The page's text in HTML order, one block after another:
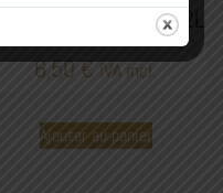
Vin rouge BOdeFERM 2L
6,50€ IVA incl.
Ajouter au panier